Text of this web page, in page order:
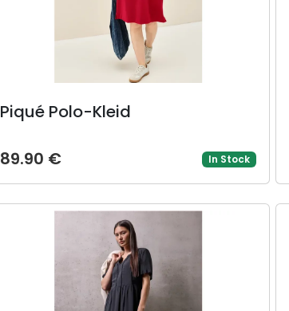
Piqué Polo-Kleid
89.90 € In Stock